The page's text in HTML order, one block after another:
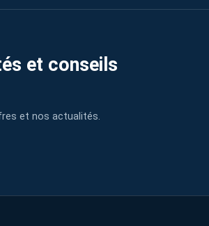
et conseils
et nos actualités.